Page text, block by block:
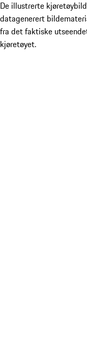
De illustrerte
datagenerert
fra det faktiske
kjøretøyet.